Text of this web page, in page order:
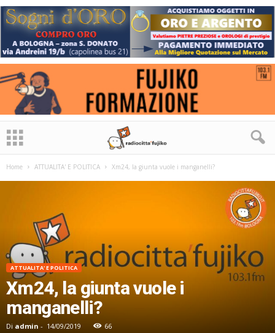
Home ATTUALITA' E POLITICA Xm24, la giunta vuole i manganelli?
ATTUALITA' E POLITICA
Xm24, la giunta vuole i
manganelli?
Di admin - 14/09/2019 66